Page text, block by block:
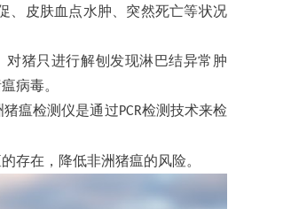
、皮肤血点水肿、突然死亡等状况
猪只进行解刨发现淋巴结异常肿
病毒。
瘟检测仪是通过PCR检测技术来检
存在，降低非洲猪瘟的风险。